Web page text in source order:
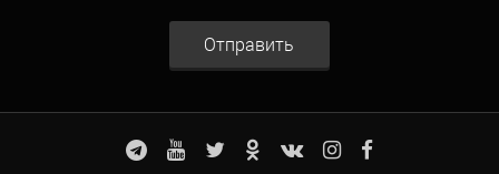
Отправить